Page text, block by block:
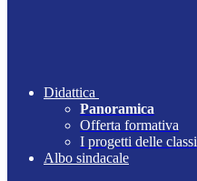
Didattica
Panoramica
Offerta formativa
I progetti delle classi
Albo sindacale